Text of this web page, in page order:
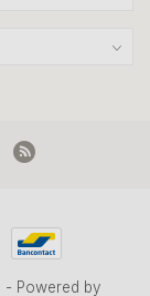
- Powered by